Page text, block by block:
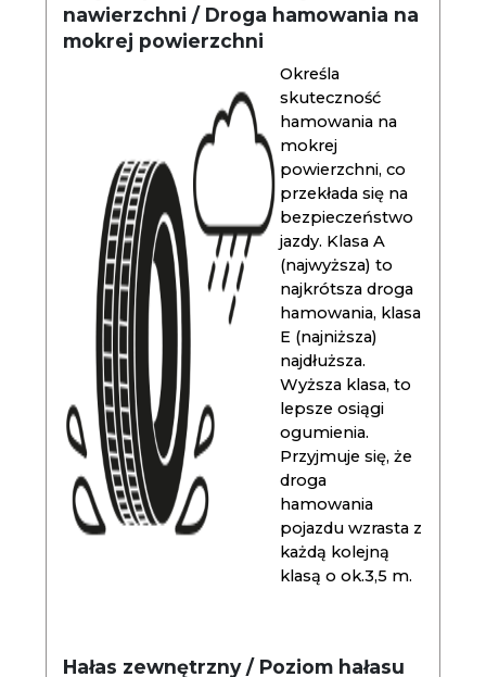
nawierzchni / Droga hamowania na
mokrej powierzchni
Określa
skuteczność
hamowania na
mokrej
powierzchni, co
przekłada się na
bezpieczeństwo
jazdy. Klasa A
(najwyższa) to
najkrótsza droga
hamowania, klasa
E (najniższa)
najdłuższa.
Wyższa klasa, to
lepsze osiągi
ogumienia.
Przyjmuje się, że
droga
hamowania
pojazdu wzrasta z
każdą kolejną
klasą o ok.3,5 m.
Hałas zewnętrzny / Poziom hałasu